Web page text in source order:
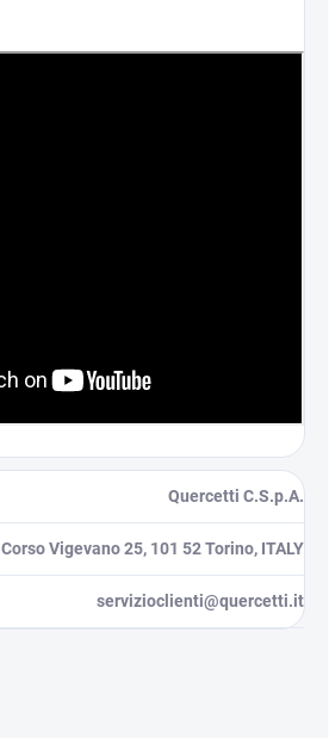
Quercetti C.S.p.A.
Corso Vigevano 25, 101 52 Torino, ITALY
servizioclienti@quercetti.it